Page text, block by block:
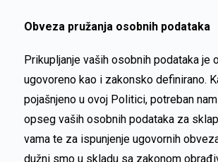
Obveza pružanja osobnih podataka
Prikupljanje vaših osobnih podataka je
ugovoreno kao i zakonsko definirano.
pojašnjeno u ovoj Politici, potreban
opseg vaših osobnih podataka za
vama te za ispunjenje ugovornih
dužni smo u skladu sa zakonom